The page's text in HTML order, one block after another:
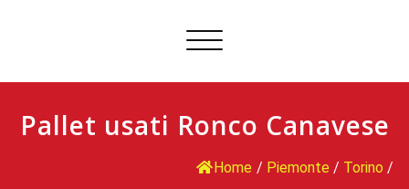
Commuta
Pallet usati Ronco Canavese
Home / Piemonte / Torino /